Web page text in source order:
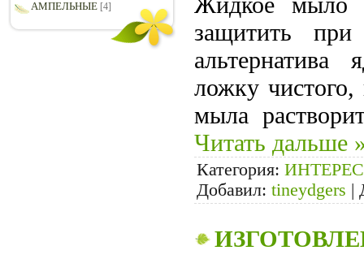
АМПЕЛЬНЫЕ [4]
защитить
ложку чистого,
мыла
Читать дальше
Категория:
Добавил: tineydgers |